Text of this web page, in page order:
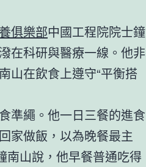
俱樂部中國工程院院士鐘
在科研與醫療一線。他非
山在飲食上遵守“平衡搭
準繩。他一日三餐的進食
家做飯，以為晚餐最主
南山說，他早餐普通吃得